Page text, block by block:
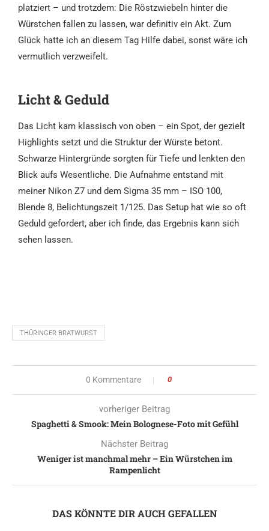
platziert – und trotzdem: Die Röstzwiebeln hinter die
Würstchen fallen zu lassen, war definitiv ein Akt. Zum
Glück hatte ich an diesem Tag Hilfe dabei, sonst wäre ich
vermutlich verzweifelt.
Licht & Geduld
Das Licht kam klassisch von oben – ein Spot, der gezielt
Highlights setzt und die Struktur der Würste betont.
Schwarze Hintergründe sorgten für Tiefe und lenkten den
Blick aufs Wesentliche. Die Aufnahme entstand mit
meiner Nikon Z7 und dem Sigma 35 mm – ISO 100,
Blende 8, Belichtungszeit 1/125. Das Setup hat wie so oft
Geduld gefordert, aber ich finde, das Ergebnis kann sich
sehen lassen.
THÜRINGER BRATWURST
0 Kommentare 0
vorheriger Beitrag
Spaghetti & Smook: Mein Bolognese-Foto mit Gefühl
Nächster Beitrag
Weniger ist manchmal mehr – Ein Würstchen im
Rampenlicht
DAS KÖNNTE DIR AUCH GEFALLEN